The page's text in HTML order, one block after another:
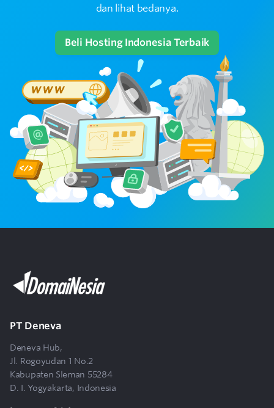
dan lihat bedanya.
Beli Hosting Indonesia Terbaik
PT Deneva
Deneva Hub,
Jl. Rogoyudan 1 No.2
Kabupaten Sleman 55284
D. I. Yogyakarta, Indonesia